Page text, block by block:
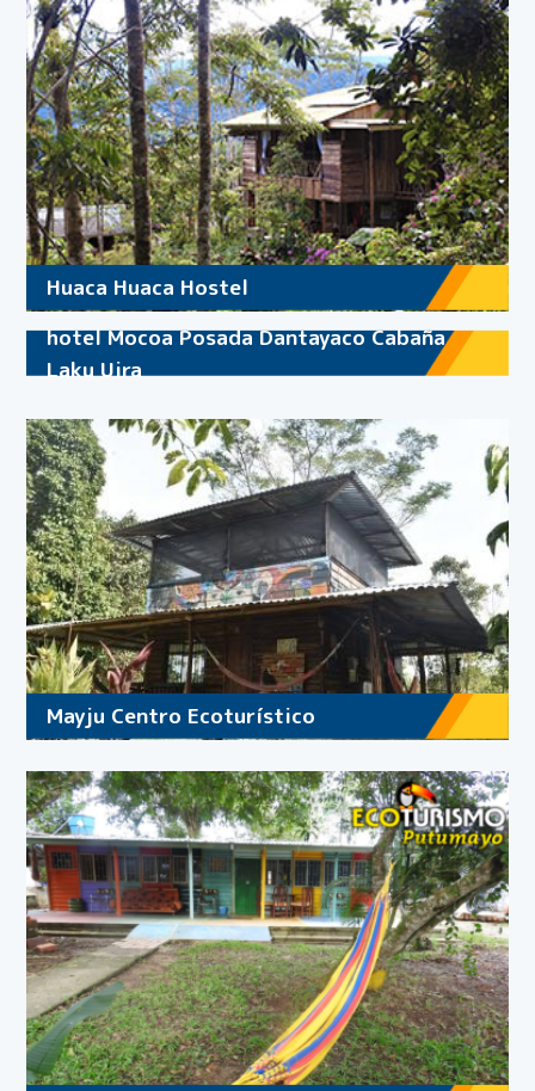
Huaca Huaca Hostel
hotel Mocoa Posada Dantayaco Cabaña
Laku Uira
Mayju Centro Ecoturístico